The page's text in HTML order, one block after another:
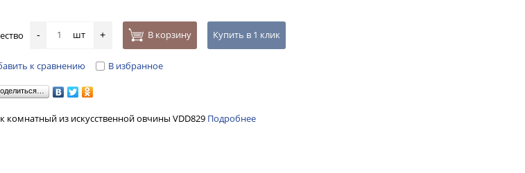
- шт + В корзину Купить в 1 клик
к сравнению В избранное
комнатный из искусственной овчины VDD829 Подробнее